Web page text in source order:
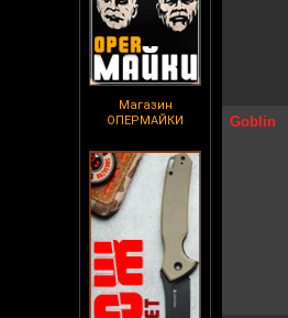
Магазин
ОПЕРМАЙКИ
Goblin